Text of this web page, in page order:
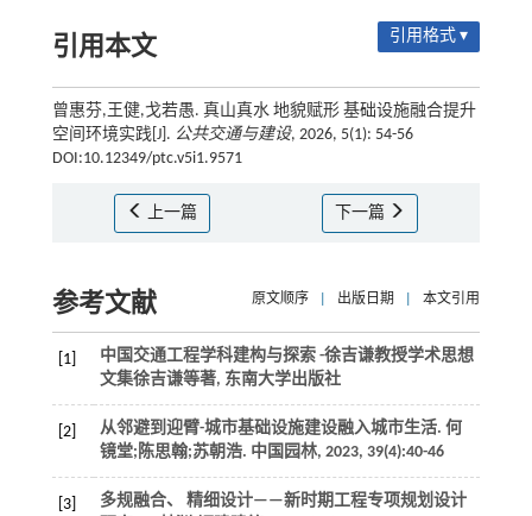
引用本文 引用格式 ▾
曾惠芬,王健,戈若愚. 真山真水 地貌赋形 基础设施融合提升
空间环境实践[J]. 公共交通与建设, 2026, 5(1): 54-56
DOI:10.12349/ptc.v5i1.9571
上一篇 下一篇
参考文献 原文顺序 出版日期 本文引用
[1]
中国交通工程学科建构与探索 -徐吉谦教授学术思想
文集徐吉谦等著, 东南大学出版社
[2]
从邻避到迎臂-城市基础设施建设融入城市生活. 何
镜堂;陈思翰;苏朝浩. 中国园林, 2023, 39(4):40-46
[3]
多规融合、 精细设计——新时期工程专项规划设计